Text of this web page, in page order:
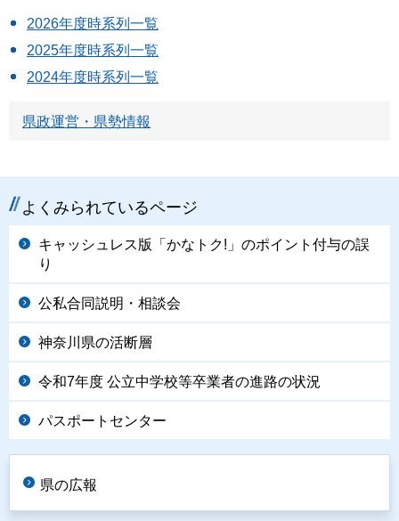
2026年度時系列一覧
2025年度時系列一覧
2024年度時系列一覧
県政運営・県勢情報
よくみられているページ
キャッシュレス版「かなトク!」のポイント付与の誤
り
公私合同説明・相談会
神奈川県の活断層
令和7年度 公立中学校等卒業者の進路の状況
パスポートセンター
県の広報